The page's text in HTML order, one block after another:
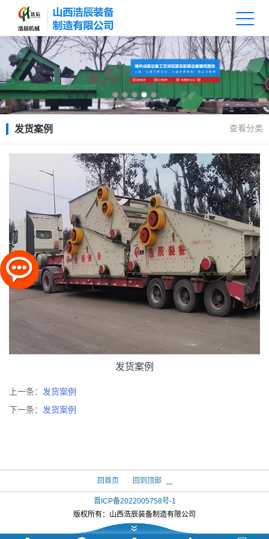
发货案例 查看分类
发货案例
上一条： 发货案例
下一条： 发货案例
回首页 回到顶部
晋ICP备2022005758号-1
版权所有： 山西浩辰装备制造有限公司